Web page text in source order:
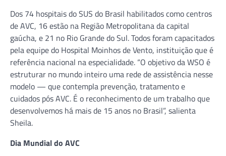
Dos 74 hospitais do SUS do Brasil habilitados como centros
de AVC, 16 estão na Região Metropolitana da capital
gaúcha, e 21 no Rio Grande do Sul. Todos foram capacitados
pela equipe do Hospital Moinhos de Vento, instituição que é
referência nacional na especialidade. “O objetivo da WSO é
estruturar no mundo inteiro uma rede de assistência nesse
modelo — que contempla prevenção, tratamento e
cuidados pós AVC. É o reconhecimento de um trabalho que
desenvolvemos há mais de 15 anos no Brasil”, salienta
Sheila.
Dia Mundial do AVC